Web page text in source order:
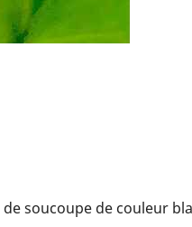
soucoupe de couleur